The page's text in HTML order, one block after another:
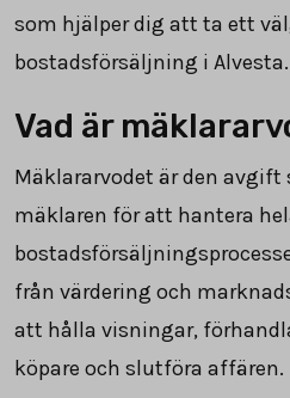
som hjälper dig att ta ett
bostadsförsäljning i Alvesta.
Vad är
Mäklararvodet är den
mäklaren för att hantera
från värdering och
att hålla visningar,
köpare och slutföra affären.